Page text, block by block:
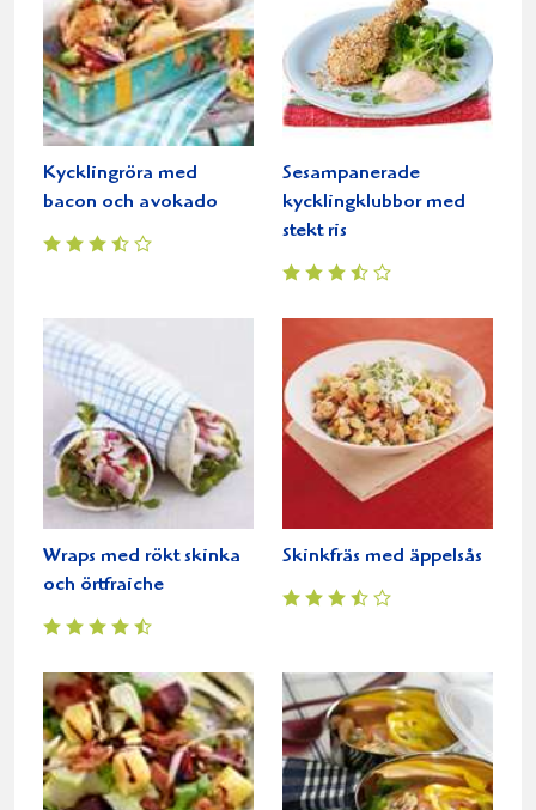
Kycklingröra med
bacon och avokado
Sesampanerade
kycklingklubbor med
stekt ris
Wraps med rökt skinka
och örtfraiche
Skinkfräs med äppelsås